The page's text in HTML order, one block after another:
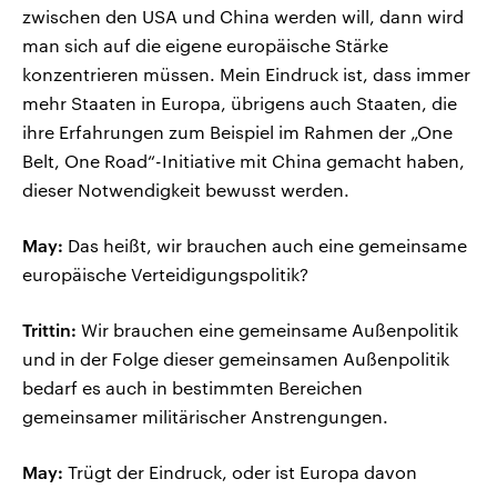
zwischen den USA und China werden will, dann wird
man sich auf die eigene europäische Stärke
konzentrieren müssen. Mein Eindruck ist, dass immer
mehr Staaten in Europa, übrigens auch Staaten, die
ihre Erfahrungen zum Beispiel im Rahmen der „One
Belt, One Road“-Initiative mit China gemacht haben,
dieser Notwendigkeit bewusst werden.
May: Das heißt, wir brauchen auch eine gemeinsame
europäische Verteidigungspolitik?
Trittin: Wir brauchen eine gemeinsame Außenpolitik
und in der Folge dieser gemeinsamen Außenpolitik
bedarf es auch in bestimmten Bereichen
gemeinsamer militärischer Anstrengungen.
May: Trügt der Eindruck, oder ist Europa davon